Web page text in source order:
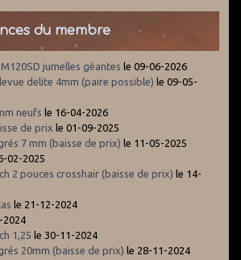
du membre
jumelles géantes le 09-06-2026
delite 4mm (paire possible) le 09-05-
neufs le 16-04-2026
de prix le 01-09-2025
7 mm (baisse de prix) le 11-05-2025
02-2025
2 pouces crosshair (baisse de prix) le 14-
le 21-12-2024
2024
1,25 le 30-11-2024
20mm (baisse de prix) le 28-11-2024